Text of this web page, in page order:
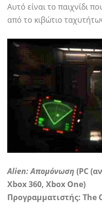
Αυτό είναι το παιχνίδι
από το κιβώτιο
Alien: Απομόνωση (PC
Xbox 360, Xbox One)
Προγραμματιστής: The